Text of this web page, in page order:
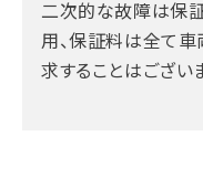
二次的な故障は保
用、保証料は全て
求することはござい